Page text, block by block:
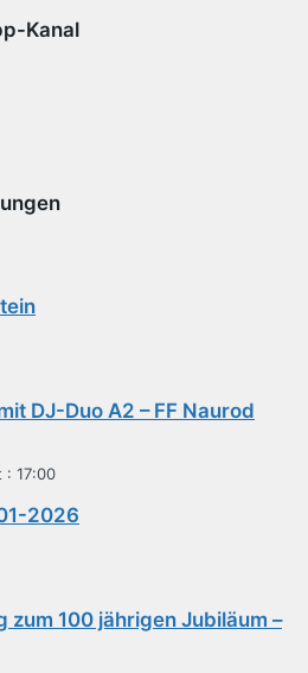
Kanal
DJ-Duo A2 – FF Naurod
: 17:00
2026
zum 100 jährigen Jubiläum –